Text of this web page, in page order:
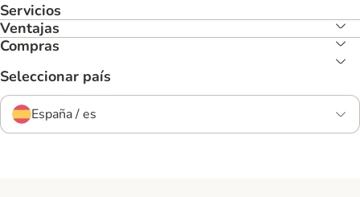
Servicios
Ventajas
Compras
Seleccionar país
España / es